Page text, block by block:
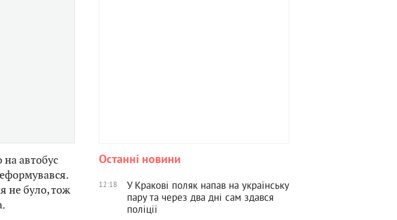
автобус
не було, тож
Останні новини
12:18
У Кракові поляк напав на українську
пару та через два дні сам здався
поліції